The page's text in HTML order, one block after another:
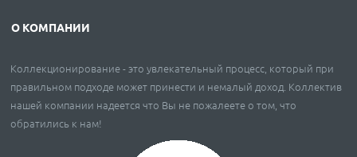
О КОМПАНИИ
Коллекционирование - это увлекательный процесс, который при
правильном подходе может принести и немалый доход. Коллектив
нашей компании надеется что Вы не пожалеете о том, что
обратились к нам!